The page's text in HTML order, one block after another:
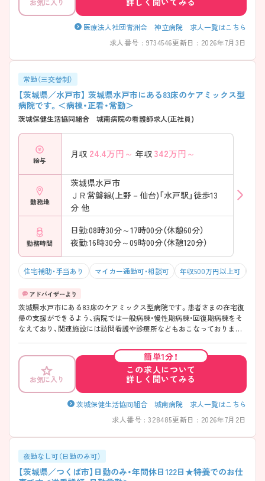
ど、さらに詳細をお話しいたしますのでお気軽にご相談ください。
医療法人社団青洲会 神立病院 求人一覧はこちら
求人番号 : 9734546更新日 : 2026年7月3日
常勤（三交替制）
【茨城県／水戸市】 茨城県水戸市にある83床のケアミックス型
病院です。＜病棟・正看・常勤＞
茨城保健生活協同組合 城南病院の看護師求人(正社員)
給与
月収 24.4万円～ 年収 342万円～
勤務地
茨城県水戸市
ＪＲ常磐線(上野－仙台)「水戸駅」徒歩13
分 他
勤務時間
日勤:08時30分～17時00分（休憩60分）
夜勤:16時30分～09時00分（休憩120分）
住宅補助・手当あり マイカー通勤可・相談可 年収500万円以上可
茨城県水戸市にある83床のケアミックス型病院です。患者さまの在宅復
帰の支援ができるよう、病院では一般病棟・慢性期病棟・回復期病棟をそ
なえており、関連施設には訪問看護や診療所などもおこなっておりま
で非常におすすめです。 ご興味のある方には、面接対策ポイントなど、さ
らに詳細をお話いたしますのでお気軽にご相談下さい。
お気に入り
簡単1分！
この求人について
詳しく聞いてみる
茨城保健生活協同組合 城南病院 求人一覧はこちら
求人番号 : 328485更新日 : 2026年7月2日
夜勤なし可（日勤のみ可）
【茨城県／つくば市】日勤のみ・年間休日122日★特養でのお仕